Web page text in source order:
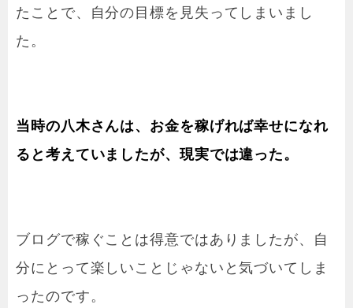
たことで、自分の目標を見失ってしまいまし
た。
当時の八木さんは、お金を稼げれば幸せになれ
ると考えていましたが、現実では違った。
ブログで稼ぐことは得意ではありましたが、自
分にとって楽しいことじゃないと気づいてしま
ったのです。